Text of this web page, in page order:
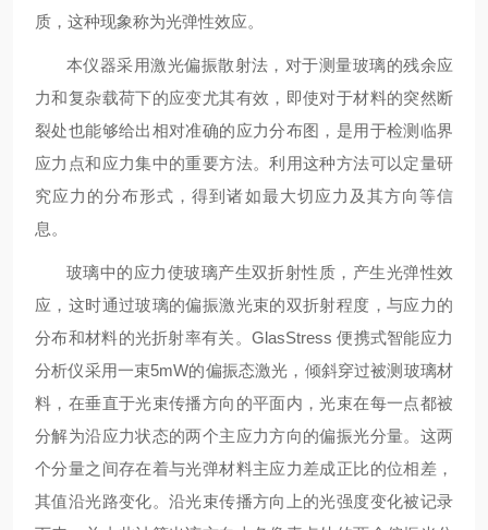
质，这种现象称为光弹性效应。
本仪器采用激光偏振散射法，对于测量玻璃的残余应
力和复杂载荷下的应变尤其有效，即使对于材料的突然断
裂处也能够给出相对准确的应力分布图，是用于检测临界
应力点和应力集中的重要方法。利用这种方法可以定量研
究应力的分布形式，得到诸如最大切应力及其方向等信
息。
玻璃中的应力使玻璃产生双折射性质，产生光弹性效
应，这时通过玻璃的偏振激光束的双折射程度，与应力的
分布和材料的光折射率有关。GlasStress 便携式智能应力
分析仪采用一束5mW的偏振态激光，倾斜穿过被测玻璃材
料，在垂直于光束传播方向的平面内，光束在每一点都被
分解为沿应力状态的两个主应力方向的偏振光分量。这两
个分量之间存在着与光弹材料主应力差成正比的位相差，
其值沿光路变化。沿光束传播方向上的光强度变化被记录